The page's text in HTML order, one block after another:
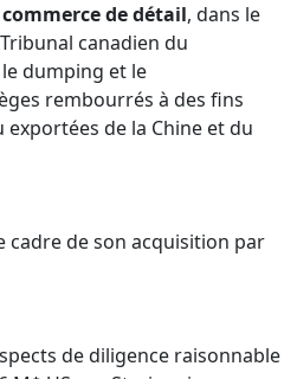
de détail, dans le
canadien du
dumping et le
rembourrés à des fins
de la Chine et du
cadre de son acquisition par
de diligence raisonnable